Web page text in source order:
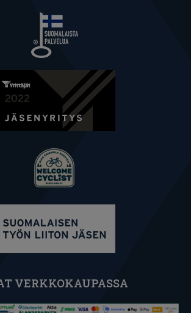
VERKKOKAUPASSA